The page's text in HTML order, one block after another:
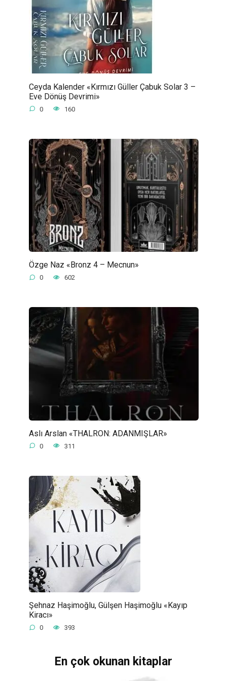
Ceyda Kalender «Kırmızı Güller Çabuk Solar 3 –
Eve Dönüş Devrimi»
0 160
Özge Naz «Bronz 4 – Mecnun»
0 602
Aslı Arslan «THALRON: ADANMIŞLAR»
0 311
Şehnaz Haşimoğlu, Gülşen Haşimoğlu «Kayıp
Kiracı»
0 393
En çok okunan kitaplar